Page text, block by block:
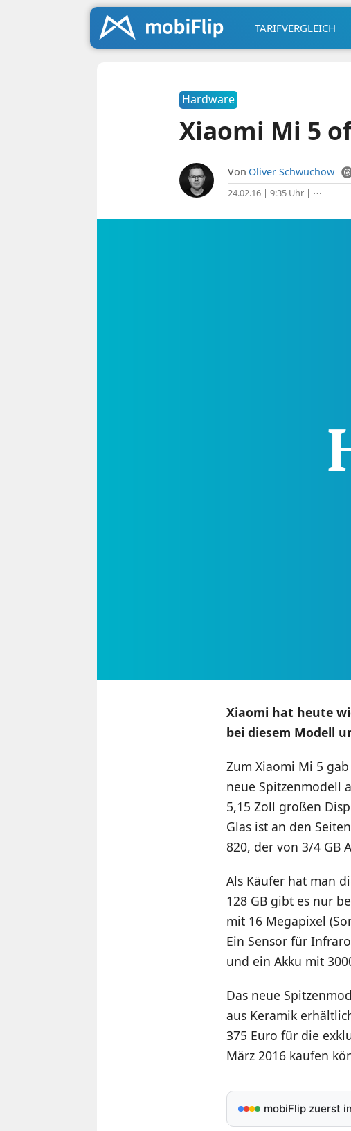
TARIFVERGLEICH
Hardware
Xiaomi Mi 5
Von Oliver Schwuchow
24.02.16 | 9:35 Uhr| ⋯
Xiaomi hat heute
bei diesem Modell
Zum Xiaomi Mi 5
neue Spitzenmodell
5,15 Zoll großen
Glas ist an den
820, der von 3/4 GB
Als Käufer hat man
128 GB gibt es nur
mit 16 Megapixel
Ein Sensor für
und ein Akku mit
Das neue
aus Keramik
375 Euro für die
März 2016 kaufen
mobiFlip zuerst